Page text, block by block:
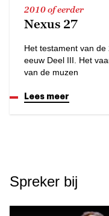
2010 of eerder
Nexus 27
Het testament van de
eeuw Deel III. Het
van de muzen
Lees meer
Spreker bij